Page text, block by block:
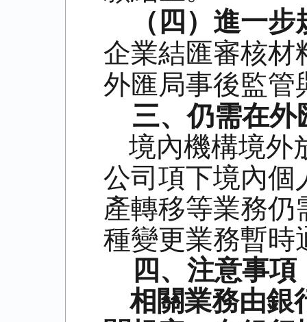
（四）進一
企業結匯審核材
外匯局事後監管
三、仍需在外
境內機構境外
公司項下境內個
產轉移等業務仍
種變更業務暫時
四、注意事項
相關業務由銀